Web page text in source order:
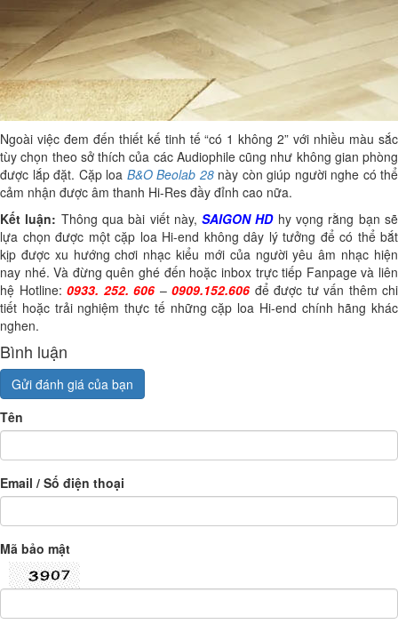
Ngoài việc đem đến thiết kế tinh tế “có 1 không 2” với nhiều màu sắc
tùy chọn theo sở thích của các Audiophile cũng như không gian phòng
được lắp đặt. Cặp loa B&O Beolab 28 này còn giúp người nghe có thể
cảm nhận được âm thanh Hi-Res đầy đỉnh cao nữa.
Kết luận: Thông qua bài viết này,SAIGON HDhy vọng rằng bạn sẽ
lựa chọn được một cặp loa Hi-end không dây lý tưởng để có thể bắt
kịp được xu hướng chơi nhạc kiểu mới của người yêu âm nhạc hiện
nay nhé. Và đừng quên ghé đến hoặc inbox trực tiếp Fanpage và liên
hệ Hotline: 0933. 252. 606 – 0909.152.606 để được tư vấn thêm chi
tiết hoặc trải nghiệm thực tế những cặp loa Hi-end chính hãng khác
nghen.
Bình luận
Gửi đánh giá của bạn
Tên
Email / Số điện thoại
Mã bảo mật